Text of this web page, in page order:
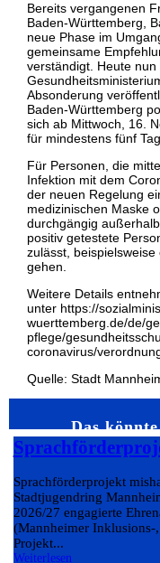
Bereits vergangenen
Baden-Württemberg,
neue Phase im
gemeinsame
verständigt. Heute
Absonderung
Baden-Württemberg
sich ab Mittwoch, 16.
für mindestens fünf
Für Personen, die
Infektion mit dem
der neuen Regelung
medizinischen Maske
durchgängig
positiv getestete
zulässt,
gehen.
Weitere Details
unter https://
wuerttemberg.de/de/
pflege/
coronavirus/
Quelle: Stadt
Das
Sprachförderprojekt
Stadtjugendring
2026/27 engagierte
(Mannheimer Inklusions-
Projekt...
Weiterlesen